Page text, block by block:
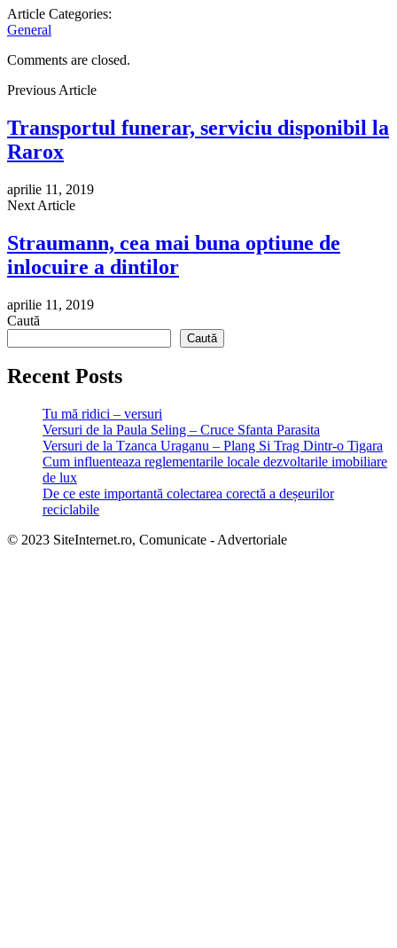
Article Categories:
General
Comments are closed.
Previous Article
Transportul funerar, serviciu disponibil la
Rarox
aprilie 11, 2019
Next Article
Straumann, cea mai buna optiune de
inlocuire a dintilor
aprilie 11, 2019
Caută
Caută
Recent Posts
Tu mă ridici – versuri
Versuri de la Paula Seling – Cruce Sfanta Parasita
Versuri de la Tzanca Uraganu – Plang Si Trag Dintr-o Tigara
Cum influenteaza reglementarile locale dezvoltarile imobiliare
de lux
De ce este importantă colectarea corectă a deșeurilor
reciclabile
© 2023 SiteInternet.ro, Comunicate - Advertoriale